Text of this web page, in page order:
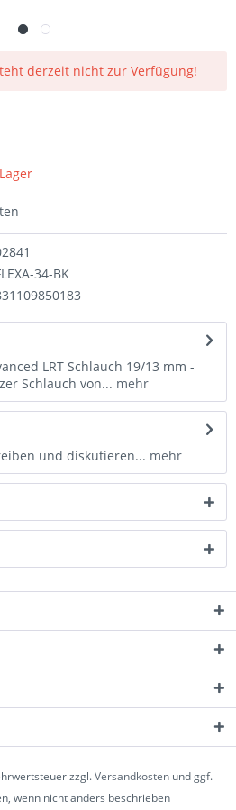
derzeit nicht zur Verfügung!
34-BK
LRT Schlauch 19/13 mm -
Schlauch von... mehr
und diskutieren... mehr
zzgl.Versandkosten und ggf.
wenn nicht anders beschrieben